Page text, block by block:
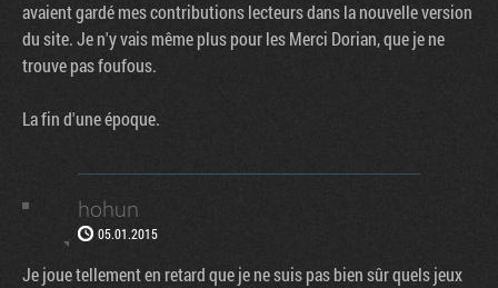
avaient gardé mes contributions lecteurs dans la nouvelle version
du site. Je n'y vais même plus pour les Merci Dorian, que je ne
trouve pas foufous.
La fin d'une époque.
hohun
05.01.2015
Je joue tellement en retard que je ne suis pas bien sûr quels jeux